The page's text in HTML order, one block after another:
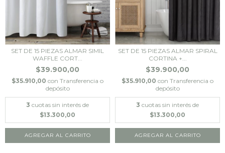
SET DE 15 PIEZAS ALMAR SIMIL
WAFFLE CORT...
$39.900,00
$35.910,00 con Transferencia o
depósito
3 cuotas sin interés de
$13.300,00
AGREGAR AL CARRITO
SET DE 15 PIEZAS ALMAR SPIRAL
CORTINA +...
$39.900,00
$35.910,00 con Transferencia o
depósito
3 cuotas sin interés de
$13.300,00
AGREGAR AL CARRITO